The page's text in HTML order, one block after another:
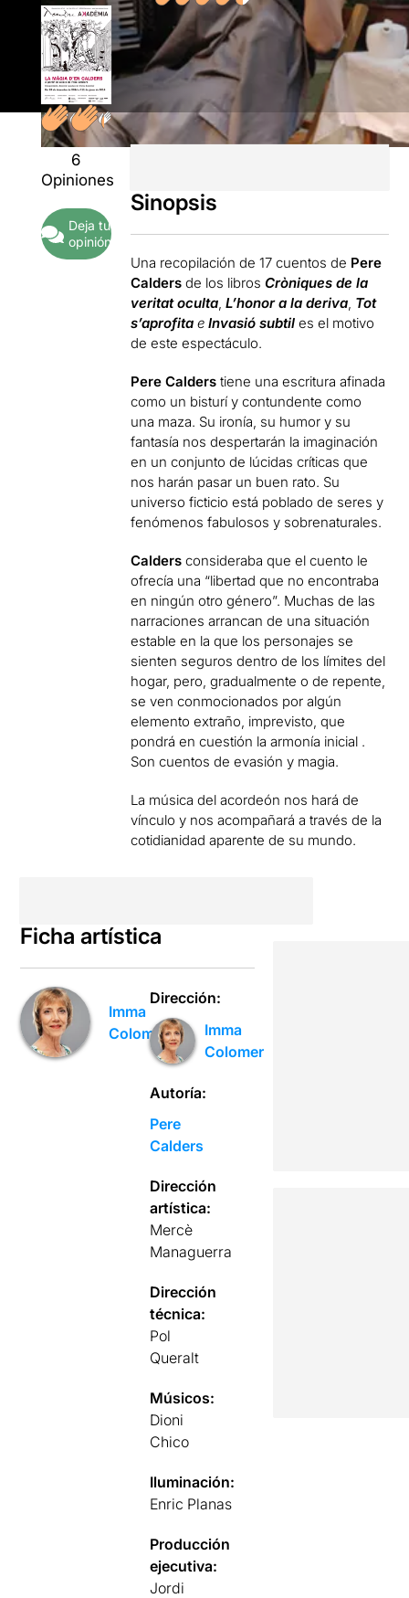
6
Opiniones
Deja tu
opinión
Sinopsis
Una recopilación de 17 cuentos de Pere
Calders de los librosCròniques de la
veritat oculta,L’honor a la deriva, Tot
s’aprofita e Invasió subtil es el motivo
de este espectáculo.
Pere Calders tiene una escritura afinada
como un bisturí y contundente como
una maza. Su ironía, su humor y su
fantasía nos despertarán la imaginación
en un conjunto de lúcidas críticas que
nos harán pasar un buen rato. Su
universo ficticio está poblado de seres y
fenómenos fabulosos y sobrenaturales.
Calders consideraba que el cuento le
ofrecía una “libertad que no encontraba
en ningún otro género”. Muchas de las
narraciones arrancan de una situación
estable en la que los personajes se
sienten seguros dentro de los límites del
hogar, pero, gradualmente o de repente,
se ven conmocionados por algún
elemento extraño, imprevisto, que
pondrá en cuestión la armonía inicial .
Son cuentos de evasión y magia.
La música del acordeón nos hará de
vínculo y nos acompañará a través de la
cotidianidad aparente de su mundo.
Ficha artística
Imma
Colomer
Dirección:
Imma
Colomer
Autoría:
Pere
Calders
Dirección
artística:
Mercè
Managuerra
Dirección
técnica:
Pol
Queralt
Músicos:
Dioni
Chico
Iluminación:
Enric Planas
Producción
ejecutiva:
Jordi